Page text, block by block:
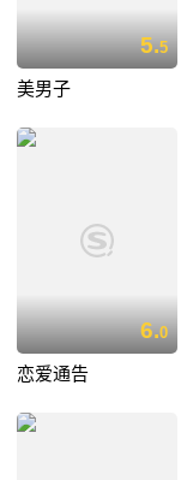
5.5
美男子
6.0
恋爱通告